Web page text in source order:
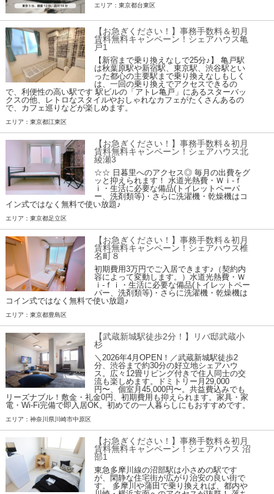
エリア：東京都台東区
【お急ぎください！】事務手数料＆初月
賃料無料キャンペーン！シェアハウス亀
戸1
【新宿まで乗り換えなしで25分♪】 亀戸駅
は秋葉原駅や新宿駅、東京駅、渋谷駅とい
った都心の主要駅まで乗り換えなしもしく
は、一回の乗り換えでアクセスできるの
で、利便性の高い駅です 駅ビルの「アトレ亀戸」にあるスターバッ
クスの他、レトロなスタイルやおしゃれなカフェがたくさんあるの
で、カフェ巡りなどが楽しめます。
エリア：東京都江東区
【お急ぎください！】事務手数料＆初月
賃料無料キャンペーン！シェアハウス北
綾瀬3
☆☆ 日暮里へのアクセス◎ 毎月の出費をグ
ッと抑えられます！ 水道光熱費・Ｗｉ-ｆ
ｉ・生活に必要な備品(トイレットペーパ
ー、洗剤類等)・さらに洗濯機・乾燥機はコ
イン式ではなく無料で使い放題♪
エリア：東京都足立区
【お急ぎください！】事務手数料＆初月
賃料無料キャンペーン！シェアハウス椎
名町８
初期費用3万円でご入居できます♪（契約内
容によって変動します。）水道光熱費・Ｗ
ｉ-ｆｉ・生活に必要な備品(トイレットペー
パー、洗剤類等)・さらに洗濯機・乾燥機は
コイン式ではなく無料で使い放題♪
エリア：東京都豊島区
【武蔵新城駅徒歩2分！】リバ邸武蔵小
杉
＼2026年4月OPEN！／武蔵新城駅徒歩2
分、渋谷まで約30分の好立地シェアハウ
ス。広々12畳リビング付きで住人同士の交
流も楽しめます。ドミトリー月29,000
円〜、個室月45,000円〜。共益費込みでも
リーズナブル！敷金・礼金0円、初期費用も抑えられます。家具・家
電・Wi-Fi完備で即入居OK。初めての一人暮らしにもおすすめです。
エリア：神奈川県川崎市中原区
【お急ぎください！】事務手数料＆初月
賃料無料キャンペーン！シェアハウス 沼
部1
東急多摩川線の沼部駅は小さめの駅です
が、閑静な住宅街が広がり治安の良い街で
す。 多摩川や蒲田で乗り換えれば、都内や